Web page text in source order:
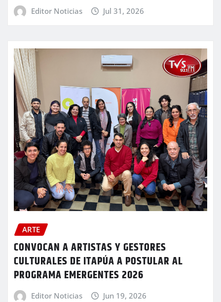
Editor Noticias Jul 31, 2026
ARTE
CONVOCAN A ARTISTAS Y GESTORES
CULTURALES DE ITAPÚA A POSTULAR AL
PROGRAMA EMERGENTES 2026
Editor Noticias Jun 19, 2026